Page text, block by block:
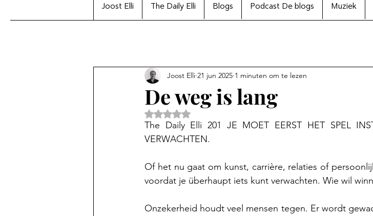
Joost Elli The Daily Elli Blogs Podcast De blogs Muziek
De weg is lang
Joost Elli 21 jun 2025 1 minuten om te lezen
Beoordeeld met NaN uit 5 sterren.
The Daily Elli 201 JE MOET EERST HET SPEL
VERWACHTEN.
Of het nu gaat om kunst, carrière, relaties of
voordat je überhaupt iets kunt verwachten. Wie wil
Onzekerheid houdt veel mensen tegen. Er wordt